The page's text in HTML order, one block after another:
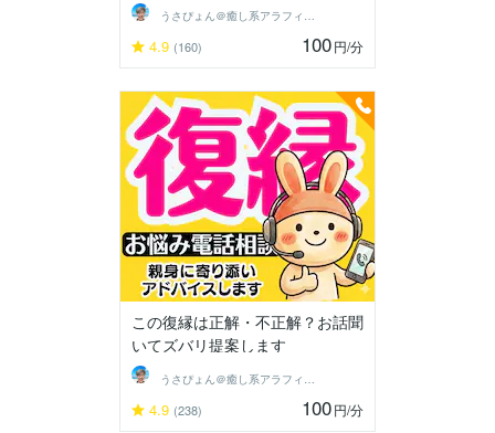
うさぴょん＠癒し系アラフィフ心寄り添い人
4.9 (160) 100円/分
この復縁は正解・不正解？お話聞
いてズバリ提案します
4.9 (238) 100円/分